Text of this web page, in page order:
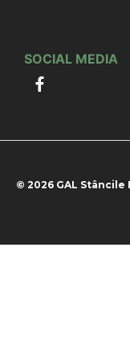
SOCIAL MEDIA
© 2026 GAL